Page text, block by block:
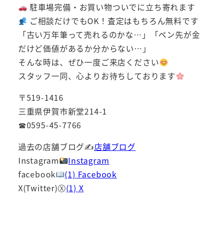
駐車場完備・お買い物ついでに立ち寄れます
ご相談だけでもOK！査定はもちろん無料です
「古い万年筆って売れるのかな…」「ペン先が金
だけど価値があるか分からない…」
そんな時は、ぜひ一度ご来店ください
スタッフ一同、心よりお待ちしております
〒519-1416
三重県伊賀市新堂214-1
☎0595-45-7766
過去の店舗ブログ✍店舗ブログ
Instagram
Instagram
facebook
(1) Facebook
X(Twitter)Ⓧ(1) X